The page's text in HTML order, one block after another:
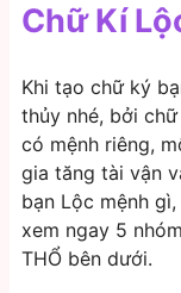
Chữ Kí
Khi tạo chữ ký
thủy nhé, bởi
có mệnh riêng,
gia tăng tài vận
bạn Lộc mệnh
xem ngay 5
THỔ bên dưới.